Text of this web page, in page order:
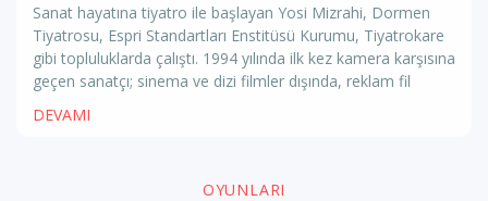
Sanat hayatına tiyatro ile başlayan Yosi Mizrahi, Dormen
Tiyatrosu, Espri Standartları Enstitüsü Kurumu, Tiyatrokare
gibi topluluklarda çalıştı. 1994 yılında ilk kez kamera karşısına
geçen sanatçı; sinema ve dizi filmler dışında, reklam fil
DEVAMI
OYUNLARI